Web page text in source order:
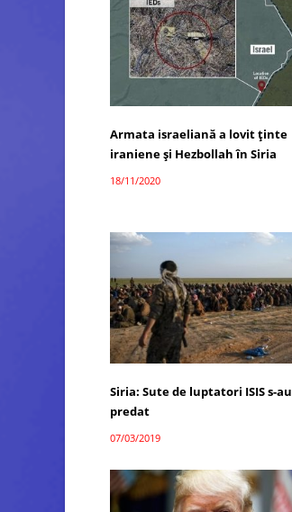
Armata israeliană a lovit ținte
iraniene și Hezbollah în Siria
18/11/2020
Siria: Sute de luptatori ISIS s-au
predat
07/03/2019